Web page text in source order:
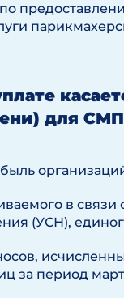
для
в
(УСН),
за период